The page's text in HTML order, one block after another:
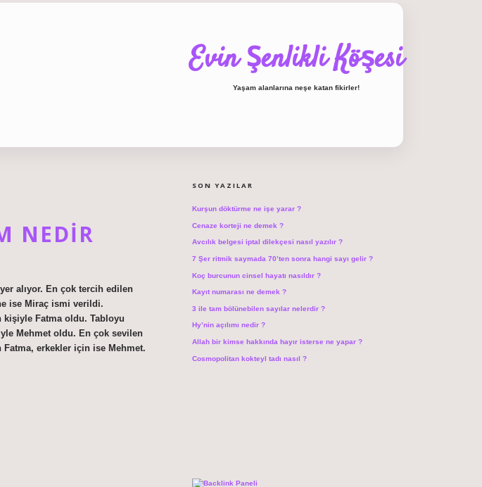
Evin Şenlikli Köşesi
Yaşam alanlarına neşe katan fikirler!
NEDIR
alıyor. En çok tercih edilen
ise Miraç ismi verildi.
kişiyle Fatma oldu. Tabloyu
Mehmet oldu. En çok sevilen
erkekler için ise Mehmet.
SON YAZILAR
Kurşun döktürme ne işe yarar ?
Cenaze korteji ne demek ?
Avcılık belgesi iptal dilekçesi nasıl yazılır ?
7 Şer ritmik saymada 70’ten sonra hangi sayı gelir ?
Koç burcunun cinsel hayatı nasıldır ?
Kayıt numarası ne demek ?
3 ile tam bölünebilen sayılar nelerdir ?
Hy’nin açılımı nedir ?
Allah bir kimse hakkında hayır isterse ne yapar ?
Cosmopolitan kokteyl tadı nasıl ?